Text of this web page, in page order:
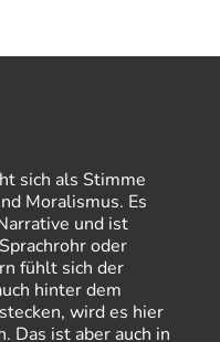
und noch einmal JAAA!
eher nix mit dem
Da haben…
Operation hat den
reagiert immer
sich als Stimme
Moralismus. Es
und ist
oder
fühlt sich der
hinter dem
wird es hier
Das ist aber auch in